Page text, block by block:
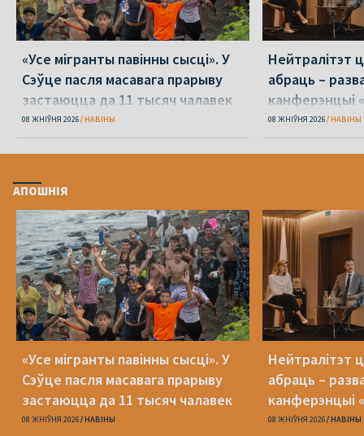
«Усе мігранты павінны сысці». У
Сэўце пасля масавага прарыву
застаюцца да 11 тысяч чалавек
08 ЖНІЎНЯ 2026 НАВІНЫ
Нейтралітэт
абраць –
канферэнцыі
08 ЖНІЎНЯ 2026 НАВІНЫ
АПОШНІЯ
«Усе мігранты павінны сысці». У
Сэўце пасля масавага прарыву
застаюцца да 11 тысяч чалавек
08 ЖНІЎНЯ 2026 НАВІНЫ
Нейтралітэт
абраць –
канферэнцыі
08 ЖНІЎНЯ 2026 НАВІНЫ